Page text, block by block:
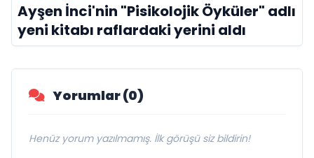
Ayşen İnci'nin "Pisikolojik Öyküler" adlı
yeni kitabı raflardaki yerini aldı
Yorumlar (0)
Henüz yorum yazılmamış. İlk görüşü siz bildirin!